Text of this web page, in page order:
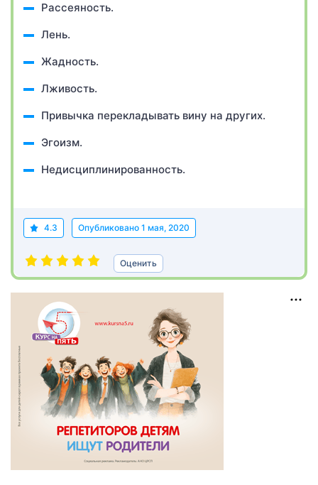
Рассеяность.
Лень.
Жадность.
Лживость.
Привычка перекладывать вину на других.
Эгоизм.
Недисциплинированность.
4.3 Опубликовано 1 мая, 2020
Оценить